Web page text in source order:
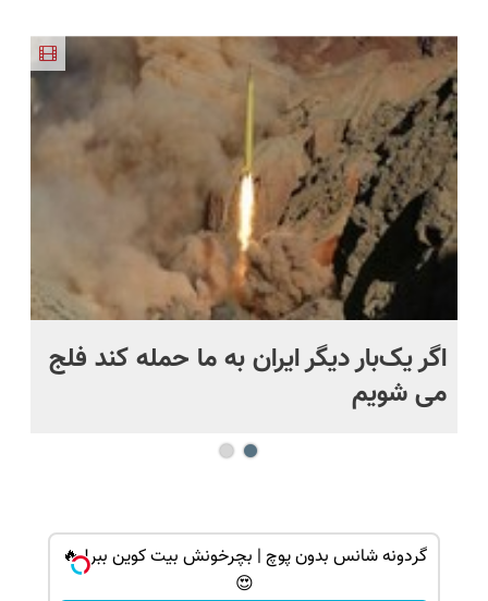
قسطی
حراج شد🔥
پرداخت
درب منزل
و پرداخت
اقساطی 💳
📍 تهران
طبیعی!
ویزیت
رایگان+پرداخت
اقساطی😍
پرسشنامه و
دریافت راه
اگر یک‌بار دیگر ایران به ما حمله کند فلج
می شویم
گردونه شانس بدون پوچ | بچرخونش بیت کوین ببر! 🔥
😍